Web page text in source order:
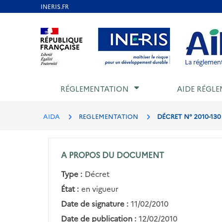
Aller au contenu Aller au menu Aller au
La
RÉGLEMENTATION AIDE
AIDA REGLEMENTATION DÉCRET N° 2010-
A PROPOS DU DOCUMENT
Type : Décret
État : en vigueur
Date de signature : 11/02/2010
Date de publication : 12/02/2010